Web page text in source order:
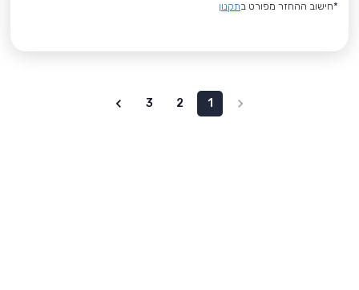
*חישוב ההחזר מפורט בתקנון
1
2
3